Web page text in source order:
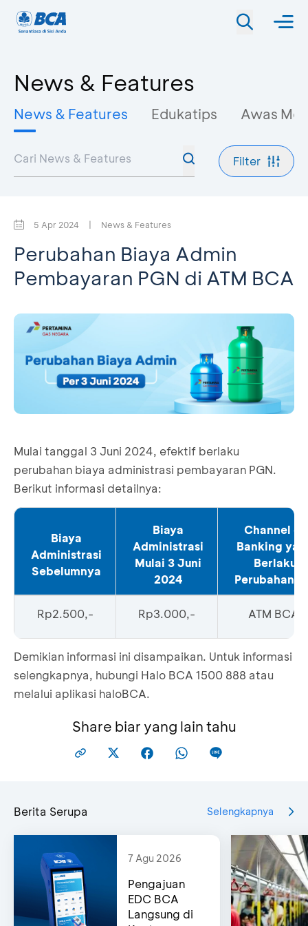
News & Features
News & Features Edukatips Awas
Filter
5 Apr 2024 | News & Features
Perubahan Biaya Admin
Pembayaran PGN di ATM BCA
Mulai tanggal 3 Juni 2024, efektif berlaku
perubahan biaya administrasi pembayaran PGN.
Berikut informasi detailnya:
Biaya
Administrasi
Sebelumnya
Biaya
Administrasi
Mulai 3 Juni
2024
Channel e-
Banking
Berlaku
Rp2.500,- Rp3.000,- ATM BCA
Demikian informasi ini disampaikan. Untuk informasi
selengkapnya, hubungi Halo BCA 1500 888 atau
melalui aplikasi haloBCA.
Share biar yang lain tahu
Berita Serupa Selengkapnya
7 Agu 2026
Pengajuan
EDC BCA
Langsung di